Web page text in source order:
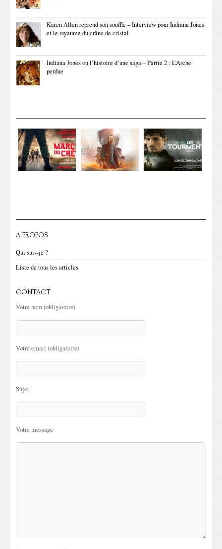
Karen Allen reprend son souffle – Interview pour Indiana Jones
et le royaume du crâne de cristal
Indiana Jones ou l’histoire d’une saga – Partie 2 : L’Arche
perdue
A PROPOS
Qui suis-je ?
Liste de tous les articles
CONTACT
Votre nom (obligatoire)
Votre email (obligatoire)
Sujet
Votre message